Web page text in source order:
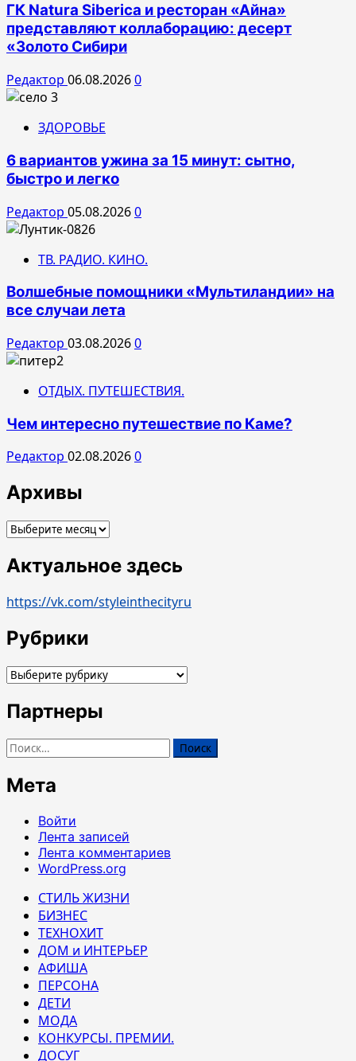
ГК Natura Siberica и ресторан «Айна»
представляют коллаборацию: десерт
«Золото Сибири
Редактор 06.08.20260
ЗДОРОВЬЕ
6 вариантов ужина за 15 минут: сытно,
быстро и легко
Редактор 05.08.20260
ТВ. РАДИО. КИНО.
Волшебные помощники «Мультиландии» на
все случаи лета
Редактор 03.08.20260
ОТДЫХ. ПУТЕШЕСТВИЯ.
Чем интересно путешествие по Каме?
Редактор 02.08.20260
Архивы
Архивы
Актуальное здесь
https://vk.com/styleinthecityru
Рубрики
Рубрики
Партнеры
Найти:
Мета
Войти
Лента записей
Лента комментариев
WordPress.org
СТИЛЬ ЖИЗНИ
БИЗНЕС
ТЕХНОХИТ
ДОМ и ИНТЕРЬЕР
АФИША
ПЕРСОНА
ДЕТИ
МОДА
КОНКУРСЫ. ПРЕМИИ.
ДОСУГ